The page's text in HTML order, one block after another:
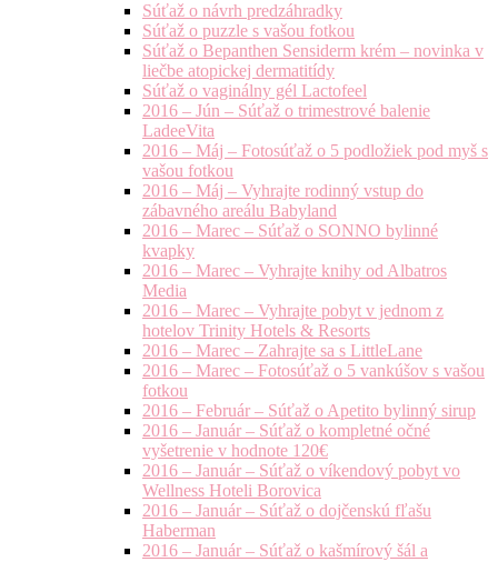
Súťaž o návrh predzáhradky
Súťaž o puzzle s vašou fotkou
Súťaž o Bepanthen Sensiderm krém – novinka v
liečbe atopickej dermatitídy
Súťaž o vaginálny gél Lactofeel
2016 – Jún – Súťaž o trimestrové balenie
LadeeVita
2016 – Máj – Fotosúťaž o 5 podložiek pod myš s
vašou fotkou
2016 – Máj – Vyhrajte rodinný vstup do
zábavného areálu Babyland
2016 – Marec – Súťaž o SONNO bylinné
kvapky
2016 – Marec – Vyhrajte knihy od Albatros
Media
2016 – Marec – Vyhrajte pobyt v jednom z
hotelov Trinity Hotels & Resorts
2016 – Marec – Zahrajte sa s LittleLane
2016 – Marec – Fotosúťaž o 5 vankúšov s vašou
fotkou
2016 – Február – Súťaž o Apetito bylinný sirup
2016 – Január – Súťaž o kompletné očné
vyšetrenie v hodnote 120€
2016 – Január – Súťaž o víkendový pobyt vo
Wellness Hoteli Borovica
2016 – Január – Súťaž o dojčenskú fľašu
Haberman
2016 – Január – Súťaž o kašmírový šál a